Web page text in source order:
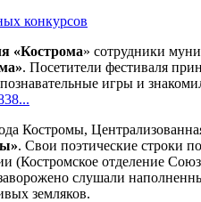
конкурсов
«Кострома» сотрудники
. Посетители фестиваля
игры и
Костромы,
. Свои поэтические строки
(Костромское отделение
слушали
земляков.